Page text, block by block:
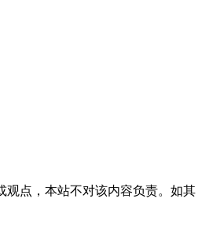
观点，本站不对该内容负责。如其